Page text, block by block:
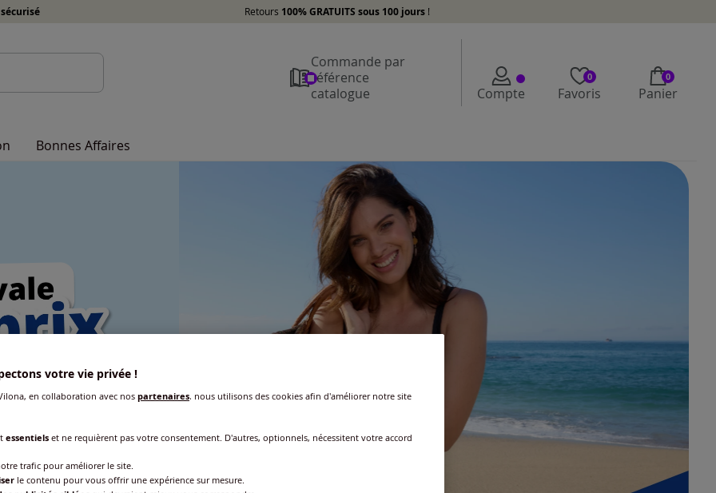
Retours 100% GRATUITS sous 100 jours !
Commande par
référence
catalogue
Compte
0
Favoris
0
Panier
Bonnes Affaires
d'été
votre vie privée !
en collaboration avec nos partenaires, nous utilisons des cookies afin d'améliorer notre site
essentiels et ne requièrent pas votre consentement. D'autres, optionnels, nécessitent votre accord
trafic pour améliorer le site.
le contenu pour vous offrir une expérience sur mesure.